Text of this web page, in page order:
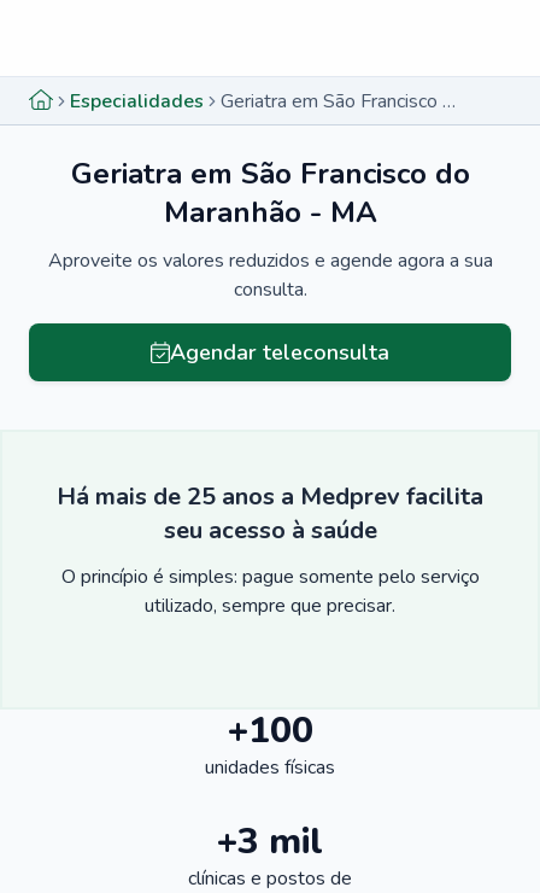
Especialidades Geriatra em São Francisco do Maranhão - MA
Geriatra em São Francisco do
Maranhão - MA
Aproveite os valores reduzidos e agende agora a sua
consulta.
Agendar teleconsulta
Há mais de 25 anos a Medprev facilita
seu acesso à saúde
O princípio é simples: pague somente pelo serviço
utilizado, sempre que precisar.
+100
unidades físicas
+3 mil
clínicas e postos de